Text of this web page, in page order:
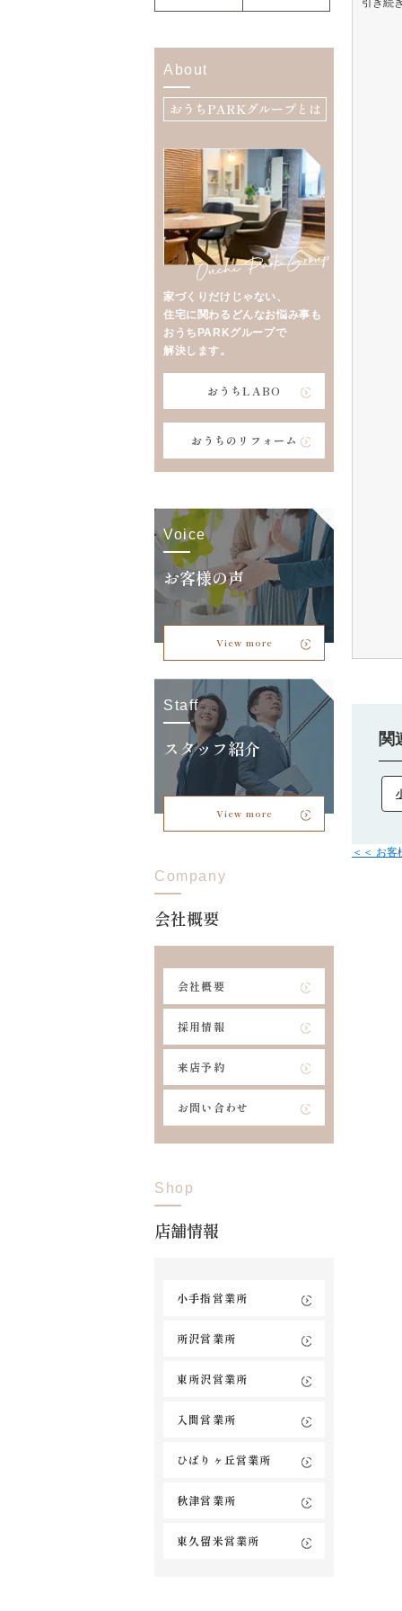
引き続
関
＜＜ お客
About
おうちPARKグループとは
家づくりだけじゃない、
住宅に関わるどんなお悩み事も
おうちPARKグループで
解決します。
おうちLABO
おうちのリフォーム
Voice
お客様の声
View more
Staff
スタッフ紹介
View more
Company
会社概要
会社概要
採用情報
来店予約
お問い合わせ
Shop
店舗情報
小手指営業所
所沢営業所
東所沢営業所
入間営業所
ひばりヶ丘営業所
秋津営業所
東久留米営業所